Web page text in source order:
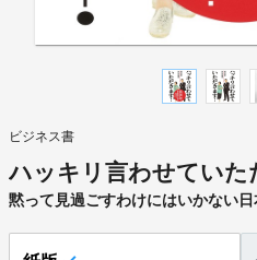
ビジネス書
ハッキリ言わせていた
黙って見過ごすわけにはいかない日